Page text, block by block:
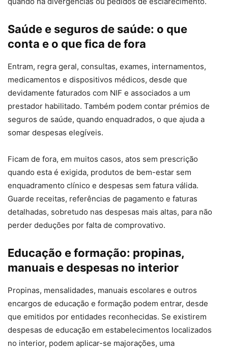
Saúde e seguros de saúde: o que
conta e o que fica de fora
Entram, regra geral, consultas, exames, internamentos,
medicamentos e dispositivos médicos, desde que
devidamente faturados com NIF e associados a um
prestador habilitado. Também podem contar prémios de
seguros de saúde, quando enquadrados, o que ajuda a
somar despesas elegíveis.
Ficam de fora, em muitos casos, atos sem prescrição
quando esta é exigida, produtos de bem-estar sem
enquadramento clínico e despesas sem fatura válida.
Guarde receitas, referências de pagamento e faturas
detalhadas, sobretudo nas despesas mais altas, para não
perder deduções por falta de comprovativo.
Educação e formação: propinas,
manuais e despesas no interior
Propinas, mensalidades, manuais escolares e outros
encargos de educação e formação podem entrar, desde
que emitidos por entidades reconhecidas. Se existirem
despesas de educação em estabelecimentos localizados
no interior, podem aplicar-se majorações, uma